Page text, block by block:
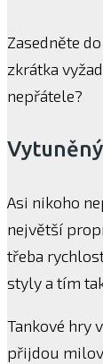
Zasedněte
zkrátka
nepřátele?
Asi nikoho
největší
třeba
styly a tím
Tankové hry
přijdou